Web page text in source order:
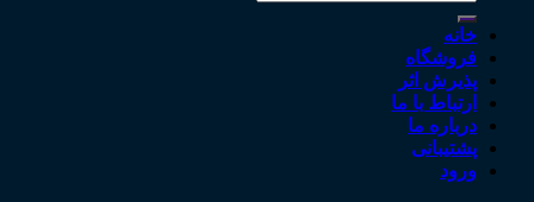
خانه
فروشگاه
پذیرش اثر
ارتباط با ما
درباره ما
پشتیبانی
ورود